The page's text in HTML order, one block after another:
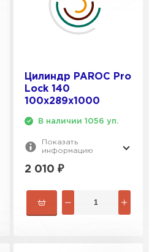
Цилиндр PAROC Pro
Lock 140
100х289х1000
В наличии 1056 уп.
Показать
информацию
2 010 ₽
кровля Брит